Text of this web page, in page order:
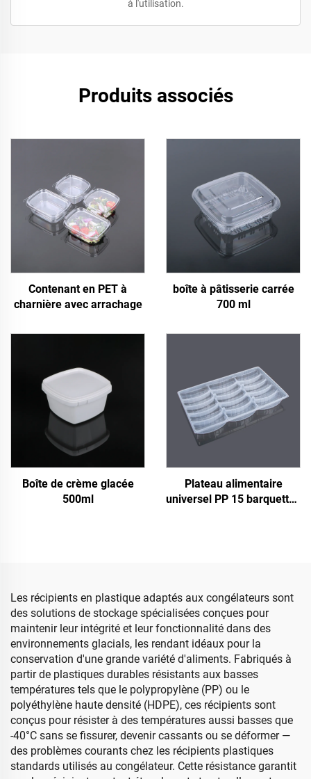
à l'utilisation.
Produits associés
Contenant en PET à
charnière avec arrachage
boîte à pâtisserie carrée
700 ml
Boîte de crème glacée
500ml
Plateau alimentaire
universel PP 15 barquettes
Les récipients en plastique adaptés aux congélateurs sont
des solutions de stockage spécialisées conçues pour
maintenir leur intégrité et leur fonctionnalité dans des
environnements glacials, les rendant idéaux pour la
conservation d'une grande variété d'aliments. Fabriqués à
partir de plastiques durables résistants aux basses
températures tels que le polypropylène (PP) ou le
polyéthylène haute densité (HDPE), ces récipients sont
conçus pour résister à des températures aussi basses que
-40°C sans se fissurer, devenir cassants ou se déformer —
des problèmes courants chez les récipients plastiques
standards utilisés au congélateur. Cette résistance garantit